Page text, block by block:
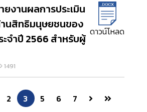
ยงานผลการประเมิน
นสิทธิมนุษยชนของ
ะจำปี 2566 สำหรับผู้
1491
ดาวน์โหลด
2 3 5 6 7